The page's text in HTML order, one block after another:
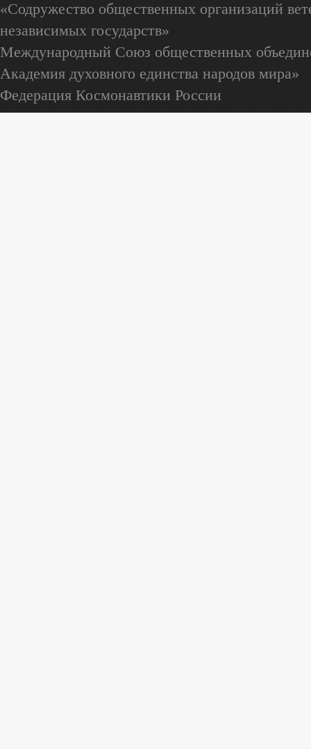
«Содружество общественных организаций
независимых государств»
Международный Союз общественных
Академия духовного единства народов мира»
Федерация Космонавтики России